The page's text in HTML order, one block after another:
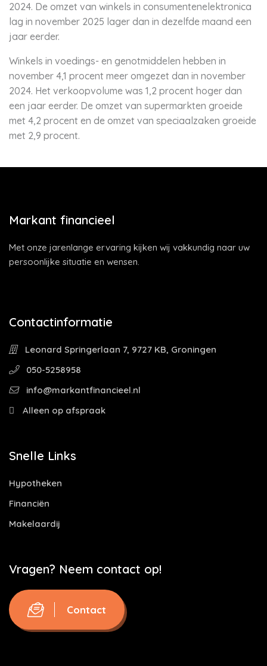
2024. De omzet van winkels in consumentenelektronica
lag in november 2025 lager dan in dezelfde maand een
jaar eerder.
Winkels in voedings- en genotmiddelen hebben in
november 4,1 procent meer omgezet dan in november
2024. Het verkoopvolume was 1,2 procent hoger dan
een jaar eerder. De omzet van supermarkten groeide
met 4,2 procent en de omzet van speciaalzaken groeide
met 2,9 procent.
Markant financieel
Met onze jarenlange ervaring kijken wij vakkundig naar uw
persoonlijke situatie en wensen.
Contactinformatie
Leonard Springerlaan 7, 9727 KB, Groningen
050-5258958
info@markantfinancieel.nl
Alleen op afspraak
Snelle Links
Hypotheken
Financiën
Makelaardij
Vragen? Neem contact op!
Contact